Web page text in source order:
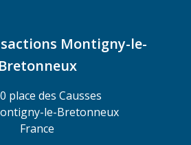
Montigny-le-
Bretonneux
place des Causses
le-Bretonneux
France